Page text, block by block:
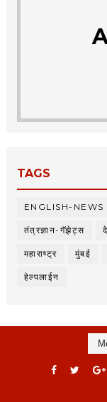
TAGS
ENGLISH-NEWS
तंत्रज्ञान-गॅझेट्स
महाराष्ट्र मुंबई
हेल्पलाईन